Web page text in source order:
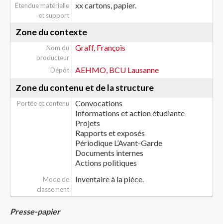
Étendue matérielle
et support
xx cartons, papier.
Zone du contexte
Nom du
producteur
Graff, François
Dépôt AEHMO, BCU Lausanne
Zone du contenu et de la structure
Portée et contenu
Convocations
Informations et action étudiante
Projets
Rapports et exposés
Périodique L’Avant-Garde
Documents internes
Actions politiques
Mode de
classement
Inventaire à la pièce.
Presse-papier